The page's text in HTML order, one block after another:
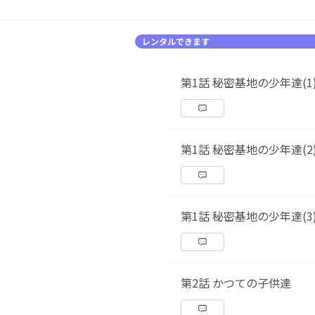
レンタルできます
第1話 秘密基地の少年達(1)
第1話 秘密基地の少年達(2)
第1話 秘密基地の少年達(3)
第2話 かつての子供達